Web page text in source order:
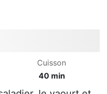
Cuisson
40 min